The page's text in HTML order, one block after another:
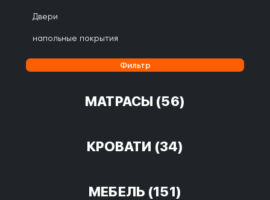
Двери
напольные покрытия
Фильтр
МАТРАСЫ (56)
КРОВАТИ (34)
МЕБЕЛЬ (151)